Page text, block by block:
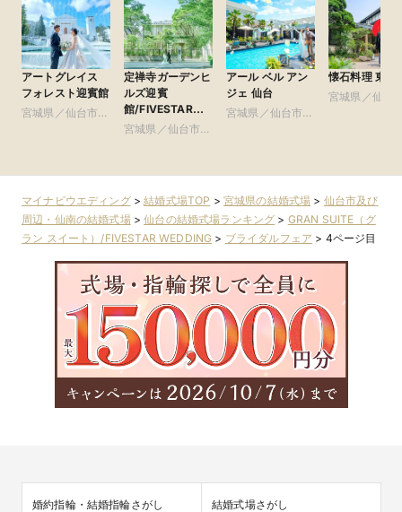
アートグレイス
フォレスト迎賓館
宮城県／仙台市及
定禅寺ガーデンヒ
ルズ迎賓
館/FIVESTAR
WEDDING
宮城県／仙台市及
アール ベル アン
ジェ 仙台
宮城県／仙台市及
懐石料理 東洋
宮城県／仙台
マイナビウエディング>結婚式場TOP > 宮城県の結婚式場 > 仙台市及び
周辺・仙南の結婚式場>仙台の結婚式場ランキング > GRAN SUITE（グ
ラン スイート）/FIVESTAR WEDDING > ブライダルフェア > 4ページ目
婚約指輪・結婚指輪さがし 結婚式場さがし